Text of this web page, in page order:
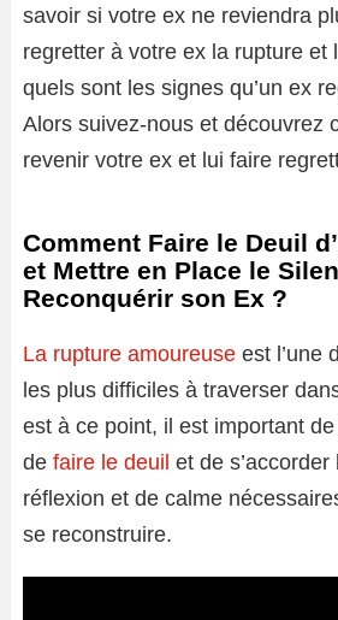
savoir si votre ex ne reviendra
regretter à votre ex la rupture et
quels sont les signes qu’un ex
Alors suivez-nous et découvrez
revenir votre ex et lui faire
Comment Faire le Deuil
et Mettre en Place le
Reconquérir son Ex ?
La rupture amoureuse est l’une
les plus difficiles à traverser
est à ce point, il est important
de faire le deuil et de
réflexion et de calme
se reconstruire.